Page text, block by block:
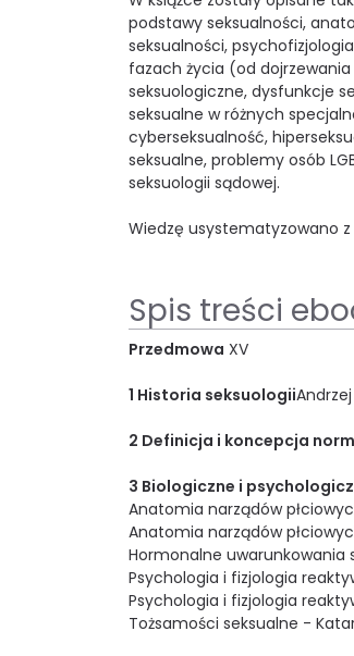
podstawy seksualności,
seksualności,
fazach życia (od
seksuologiczne, dysfunkcje
seksualne w różnych
cyberseksualność,
seksualne, problemy osób
seksuologii sądowej.
Wiedzę usystematyzowano
Spis treści
Przedmowa XV
1 Historia seksuologiiAndrzej
2 Definicja i koncepcja
3 Biologiczne i
Anatomia narządów
Anatomia narządów
Hormonalne uwarunkowania
Psychologia i fizjologia
Psychologia i fizjologia
Tożsamości seksualne -